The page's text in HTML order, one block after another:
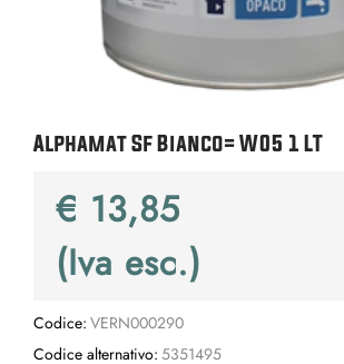
Alphamat Sf Bianco= W05 1 LT
€ 13,85
(Iva esc.)
Codice: VERN000290
Codice alternativo: 5351495